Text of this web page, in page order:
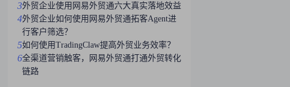
3外贸企业使用网易外贸通六大真实落地效益
4外贸企业如何使用网易外贸通拓客Agent进
行客户筛选？
5如何使用TradingClaw提高外贸业务效率？
6全渠道营销触客，网易外贸通打通外贸转化
链路